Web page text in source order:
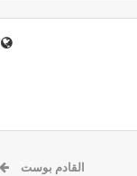
القادم بوست
المحليات الصناعية..